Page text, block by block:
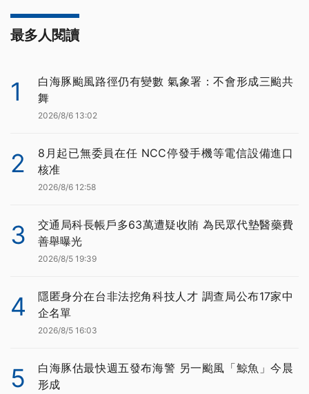
最多人閱讀
1
白海豚颱風路徑仍有變數 氣象署：不會形成三颱共
舞
2026/8/6 13:02
2
8月起已無委員在任 NCC停發手機等電信設備進口
核准
2026/8/6 12:58
3
交通局科長帳戶多63萬遭疑收賄 為民眾代墊醫藥費
善舉曝光
2026/8/5 19:39
4
隱匿身分在台非法挖角科技人才 調查局公布17家中
企名單
2026/8/5 16:03
5
白海豚估最快週五發布海警 另一颱風「鯨魚」今晨
形成